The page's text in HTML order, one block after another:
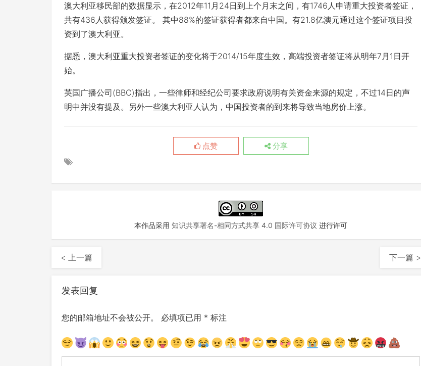
澳大利亚移民部的数据显示，在2012年11月24日到上个月末之间，有1746人申请重大投资者签证，
共有436人获得颁发签证。 其中88%的签证获得者都来自中国。有21.8亿澳元通过这个签证项目投
资到了澳大利亚。
据悉，澳大利亚重大投资者签证的变化将于2014/15年度生效，高端投资者签证将从明年7月1日开
始。
英国广播公司(BBC)指出，一些律师和经纪公司要求政府说明有关资金来源的规定，不过14日的声
明中并没有提及。另外一些澳大利亚人认为，中国投资者的到来将导致当地房价上涨。
点赞 分享
本作品采用 知识共享署名-相同方式共享 4.0 国际许可协议 进行许可
< 上一篇 下一篇 >
发表回复
您的邮箱地址不会被公开。 必填项已用 * 标注